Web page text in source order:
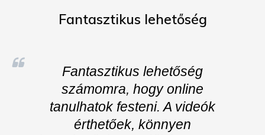
Fantasztikus lehetőség
Fantasztikus lehetőség
számomra, hogy online
tanulhatok festeni. A videók
érthetőek, könnyen